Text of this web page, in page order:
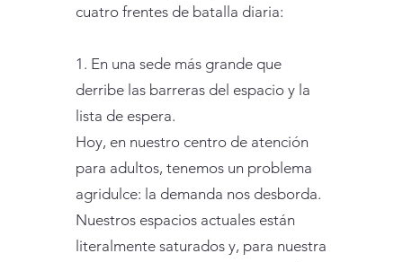
cuatro frentes de batalla diaria:
1. En una sede más grande que
derribe las barreras del espacio y la
lista de espera.
Hoy, en nuestro centro de atención
para adultos, tenemos un problema
agridulce: la demanda nos desborda.
Nuestros espacios actuales están
literalmente saturados y, para nuestra